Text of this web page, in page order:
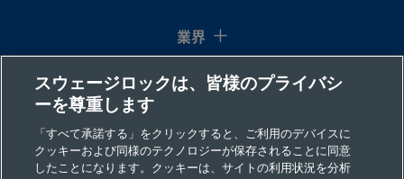
業界
コラム
リソース
スウェージロックは、皆様のプライバシ
ーを尊重します
「すべて承諾する」をクリックすると、ご利用のデバイスに
クッキーおよび同様のテクノロジーが保存されることに同意
したことになります。クッキーは、サイトの利用状況を分析